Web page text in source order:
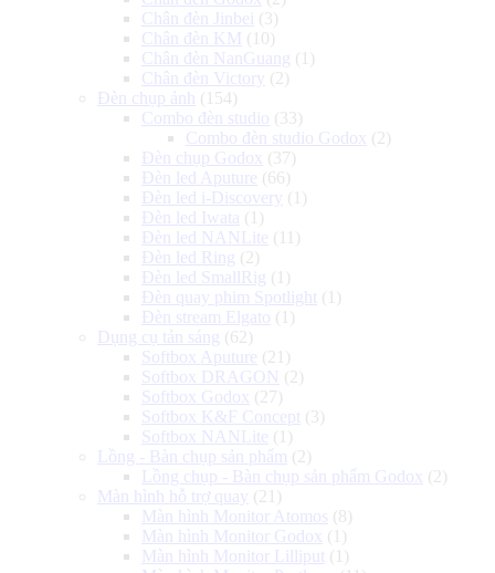
Chân đèn Jinbei (3)
Chân đèn KM (10)
Chân đèn NanGuang (1)
Chân đèn Victory (2)
Đèn chụp ảnh
(154)
Combo đèn studio (33)
Combo đèn studio Godox (2)
Đèn chụp Godox (37)
Đèn led Aputure (66)
Đèn led i-Discovery (1)
Đèn led Iwata (1)
Đèn led NANLite (11)
Đèn led Ring (2)
Đèn led SmallRig (1)
Đèn quay phim Spotlight (1)
Đèn stream Elgato (1)
Dụng cụ tản sáng (62)
Softbox Aputure (21)
Softbox DRAGON (2)
Softbox Godox (27)
Softbox K&F Concept (3)
Softbox NANLite (1)
Lồng - Bàn chụp sản phẩm (2)
Lồng chụp - Bàn chụp sản phẩm Godox (2)
Màn hình hỗ trợ quay (21)
Màn hình Monitor Atomos (8)
Màn hình Monitor Godox (1)
Màn hình Monitor Lilliput (1)